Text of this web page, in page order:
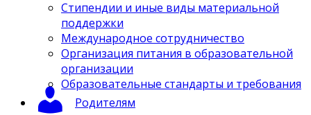
Стипендии и иные виды материальной
поддержки
Международное сотрудничество
Организация питания в образовательной
организации
Образовательные стандарты и требования
Родителям